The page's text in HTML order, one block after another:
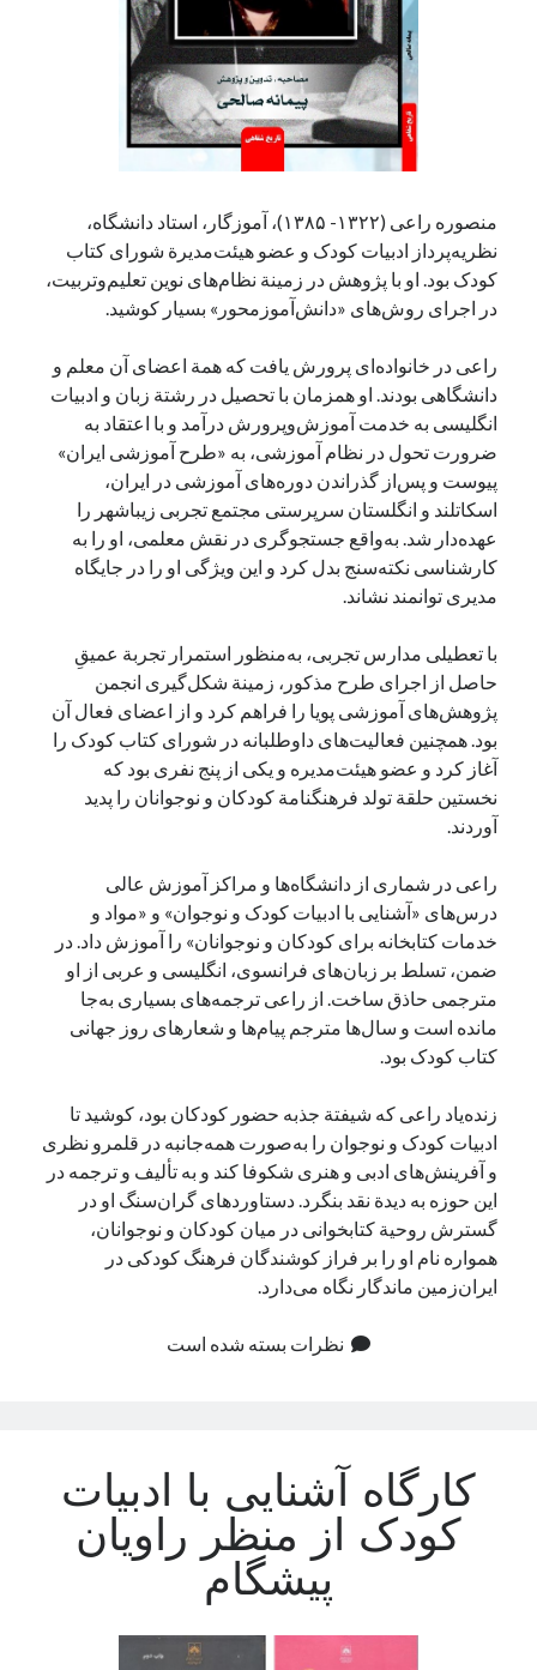
منصوره راعی (۱۳۲۲- ۱۳۸۵)، آموزگار، استاد دانشگاه،
نظریه‌پرداز ادبیات کودک و عضو هیئت‌مدیرة شورای کتاب
کودک بود. او با پژوهش در زمینة نظام‌های نوین تعلیم‌وتربیت،
در اجرای روش‌های «دانش‌آموزمحور» بسیار کوشید.
راعی در خانواده‌ای پرورش یافت که همة اعضای آن معلم و
دانشگاهی بودند. او همزمان با تحصیل در رشتة زبان و ادبیات
انگلیسی به خدمت آموزش‌وپرورش درآمد و با اعتقاد به
ضرورت تحول در نظام آموزشی، به «طرح آموزشی ایران»
پیوست و پس‌از گذراندن دوره‌های آموزشی در ایران،
اسکاتلند و انگلستان سرپرستی مجتمع تجربی زیباشهر را
عهده‌دار شد. به‌واقع جستجوگری در نقش معلمی، او را به
کارشناسی نکته‌سنج بدل کرد و این ویژگی او را در جایگاه
مدیری توانمند نشاند.
با تعطیلی مدارس تجربی، به‌منظور استمرار تجربة عمیقِ
حاصل از اجرای طرح مذکور، زمینة شکل‌گیری انجمن
پژوهش‌های آموزشی پویا را فراهم کرد و از اعضای فعال آن
بود. همچنین فعالیت‌های داوطلبانه در شورای کتاب کودک را
آغاز کرد و عضو هیئت‌مدیره و یکی از پنج نفری بود که
نخستین حلقة تولد فرهنگنامة کودکان و نوجوانان را پدید
آوردند.
راعی در شماری از دانشگاه‌ها و مراکز آموزش عالی
درس‌های «آشنایی با ادبیات کودک و نوجوان» و «مواد و
خدمات کتابخانه برای کودکان و نوجوانان» را آموزش داد. در
ضمن، تسلط بر زبان‌های فرانسوی، انگلیسی و عربی از او
مترجمی حاذق ساخت. از راعی ترجمه‌های بسیاری به‌جا
مانده است و سال‌ها مترجم پیام‌ها و شعارهای روز جهانی
کتاب کودک بود.
زنده‌یاد راعی که شیفتة جذبه حضور کودکان بود، کوشید تا
ادبیات کودک و نوجوان را به‌صورت همه‌جانبه در قلمرو نظری
و آفرینش‌های ادبی و هنری شکوفا کند و به تألیف و ترجمه در
این حوزه به دیدة نقد بنگرد. دستاوردهای گران‌سنگ او در
گسترش روحیة کتابخوانی در میان کودکان و نوجوانان،
همواره نام او را بر فراز کوشندگان فرهنگ کودکی در
ایران‌زمین ماندگار نگاه می‌دارد.
نظرات بسته شده است
کارگاه آشنایی با ادبیات
کودک از منظر راویان
پیشگام